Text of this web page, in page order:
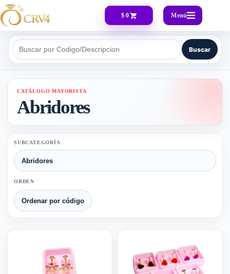
$ 0 Menú
Buscar por Codigo/Descripcion Buscar
CATÁLOGO MAYORISTA
Abridores
SUBCATEGORÍA
ORDEN